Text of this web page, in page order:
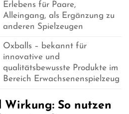
Erlebens für Paare,
Alleingang, als Ergänzung zu
anderen Spielzeugen
Oxballs – bekannt für
innovative und
qualitätsbewusste Produkte im
Bereich Erwachsenenspielzeug
Wirkung: So nutzen